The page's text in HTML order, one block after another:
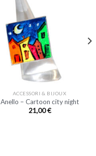
ACCESSORI & BIJOUX
Anello – Cartoon city night
21,00€